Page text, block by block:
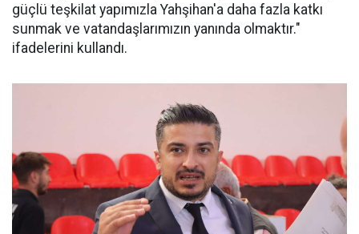
güçlü teşkilat yapımızla Yahşihan'a daha fazla katkı
sunmak ve vatandaşlarımızın yanında olmaktır."
ifadelerini kullandı.